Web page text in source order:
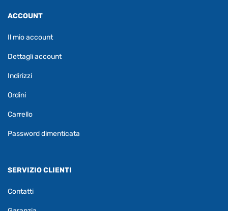
ACCOUNT
Il mio account
Dettagli account
Indirizzi
Ordini
Carrello
Password dimenticata
SERVIZIO CLIENTI
Contatti